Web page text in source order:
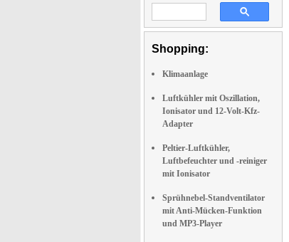
Shopping:
Klimaanlage
Luftkühler mit Oszillation,
Ionisator und 12-Volt-Kfz-
Adapter
Peltier-Luftkühler,
Luftbefeuchter und -reiniger
mit Ionisator
Sprühnebel-Standventilator
mit Anti-Mücken-Funktion
und MP3-Player